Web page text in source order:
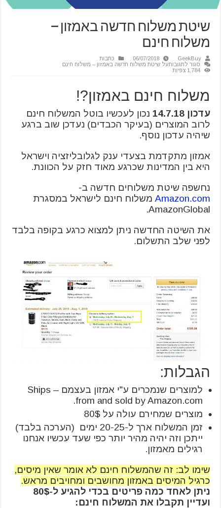
שיטת משלוח חדשה באמזון –
משלוח חינם
GeekBuy
06/07/2018
כתבות
סגור לתגובותעל שיטת משלוח חדשה באמזון – משלוח חינם
1,784 צפיות
משלוח חינם באמזון?!
עדכון 14.7.18
נכון לעכשיו בוטל המשלוח חינם
לרוב המוצרים (בעיקר הכבדים) נעדכן שוב ברגע
שיהיה עדכון נוסף.
אמזון מתקדמת בצעדי ענק לגלובליזציה וישראל
היא בין המדינות שכרגע מאוד חזק על הכוונת.
נחשפה שיטת משלוחים חדשה ב-
Amazon.com משלוח חינם לישראל במסגרת
AmazonGlobal.
את השיטה החדשה ניתן למצוא כרגע בקופה בלבד
לפני שלב התשלום.
הגבלות:
למוצרים שנמכרים ע"י אמזון בעצמם – Ships
from and sold by Amazon.com.
מוצרים שמחירם עולה על 80$
זמן המשלוח ארך ל-20-25 ימים (הערכה בלבד)
ייתכן וזה יהיה מהיר יותר כפי שעד עכשיו אנחנו
רגילים מאמזון.
שימו לב: זה שהמשלוח חינם לא אומר שאין מיסים,
כרגיל המיסים באמזון מחושבים ומחויבים מראש.
ניתן לאחד כמה פריטים בכדי להגיע ל-80$
ועדיין תקבלו את המשלוח חינם: